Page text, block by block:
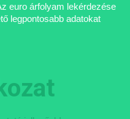
euro árfolyam lekérdezése
legpontosabb adatokat